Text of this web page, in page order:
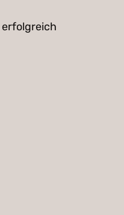
erfolgreich